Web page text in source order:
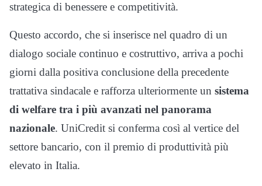
strategica di benessere e competitività.
Questo accordo, che si inserisce nel quadro di un
dialogo sociale continuo e costruttivo, arriva a pochi
giorni dalla positiva conclusione della precedente
trattativa sindacale e rafforza ulteriormente un sistema
di welfare tra i più avanzati nel panorama
nazionale. UniCredit si conferma così al vertice del
settore bancario, con il premio di produttività più
elevato in Italia.